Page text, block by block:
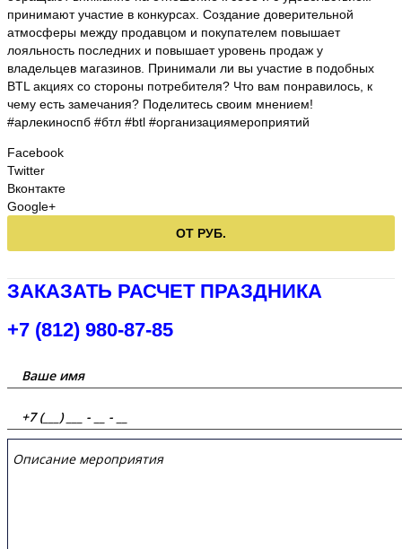
Facebook
Twitter
Вконтакте
Google+
ОТ РУБ.
ЗАКАЗАТЬ РАСЧЕТ ПРАЗДНИКА
+7 (812) 980-87-85